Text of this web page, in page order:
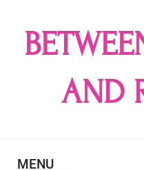
content
AND
MENU